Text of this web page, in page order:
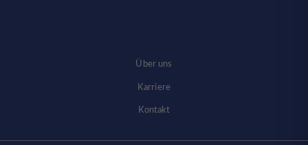
Über uns
Karriere
Kontakt